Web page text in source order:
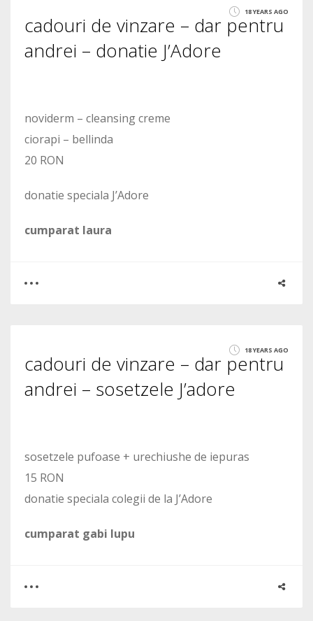
1868
18 YEARS AGO
cadouri de vinzare – dar pentru
andrei – donatie J’Adore
noviderm – cleansing creme
ciorapi – bellinda
20 RON
donatie speciala J’Adore
cumparat laura
1620
18 YEARS AGO
cadouri de vinzare – dar pentru
andrei – sosetzele J’adore
sosetzele pufoase + urechiushe de iepuras
15 RON
donatie speciala colegii de la J’Adore
cumparat gabi lupu